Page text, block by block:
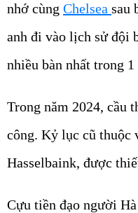
nhớ cùng Chelsea sau
anh đi vào lịch sử đội
nhiều bàn nhất trong
Trong năm 2024, cầu
công. Kỷ lục cũ thuộc
Hasselbaink, được
Cựu tiền đạo người